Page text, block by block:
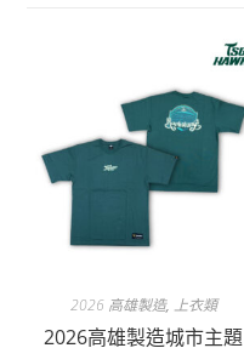
2026 高雄製造, 上衣類
2026高雄製造城市主題